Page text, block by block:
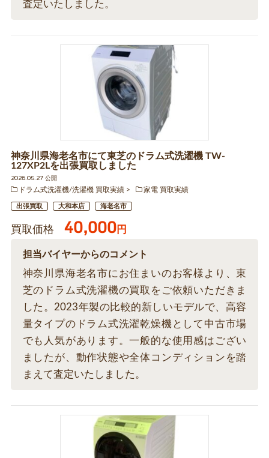
査定いたしました。
神奈川県海老名市にて東芝のドラム式洗濯機 TW-
127XP2Lを出張買取しました
2026.05.27 公開
ドラム式洗濯機/洗濯機 買取実績
家電 買取実績
出張買取 大和本店 海老名市
買取価格 40,000円
担当バイヤーからのコメント
神奈川県海老名市にお住まいのお客様より、東
芝のドラム式洗濯機の買取をご依頼いただきま
した。2023年製の比較的新しいモデルで、高容
量タイプのドラム式洗濯乾燥機として中古市場
でも人気があります。一般的な使用感はござい
ましたが、動作状態や全体コンディションを踏
まえて査定いたしました。